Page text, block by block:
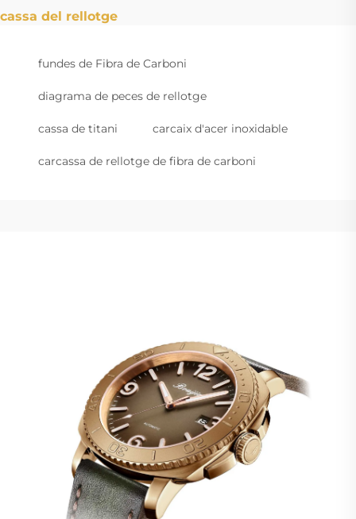
cassa del rellotge
fundes de Fibra de Carboni
diagrama de peces de rellotge
cassa de titani carcaix d'acer inoxidable
carcassa de rellotge de fibra de carboni